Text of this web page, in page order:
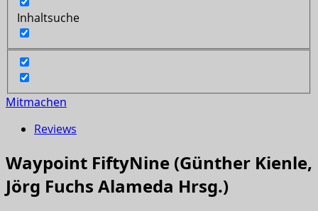
Inhaltsuche
Mitmachen
Reviews
Waypoint FiftyNine (Günther Kienle,
Jörg Fuchs Alameda Hrsg.)